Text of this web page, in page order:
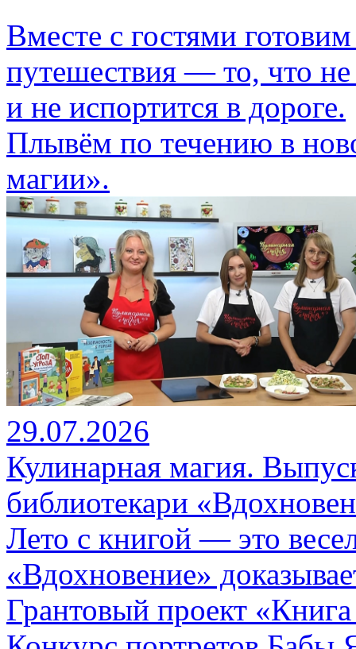
Вместе с гостями
путешествия — то, что
и не испортится в дороге.
Плывём по течению в
магии».
29.07.2026
Кулинарная магия.
библиотекари
Лето с книгой — это
«Вдохновение»
Грантовый проект